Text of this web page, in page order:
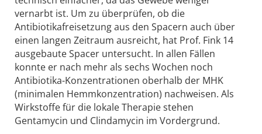
vernarbt ist. Um zu überprüfen, ob die
Antibiotikafreisetzung aus den Spacern auch über
einen langen Zeitraum ausreicht, hat Prof. Fink 14
ausgebaute Spacer untersucht. In allen Fällen
konnte er nach mehr als sechs Wochen noch
Antibiotika-Konzentrationen oberhalb der MHK
(minimalen Hemmkonzentration) nachweisen. Als
Wirkstoffe für die lokale Therapie stehen
Gentamycin und Clindamycin im Vordergrund.